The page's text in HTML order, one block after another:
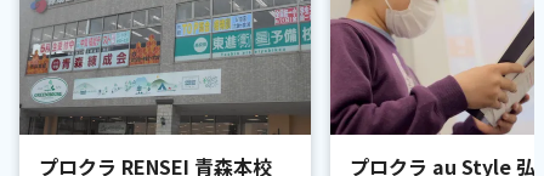
プロクラ RENSEI 青森本校 プロクラ au Style 弘